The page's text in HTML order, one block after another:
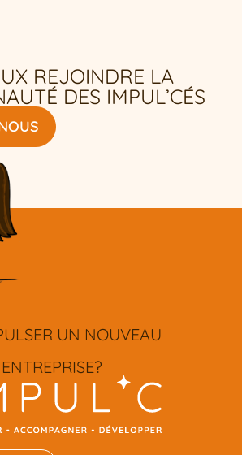
REJOINDRE LA
DES IMPUL’CÉS
UN NOUVEAU